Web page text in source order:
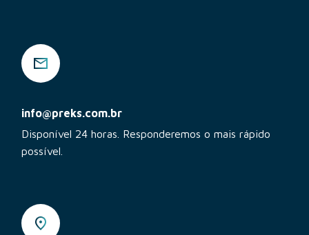
info@preks.com.br
Disponível 24 horas. Responderemos o mais rápido
possível.